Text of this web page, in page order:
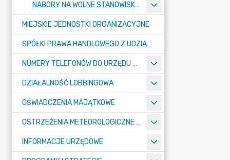
NABORY NA WOLNE STANOWISKA PRACY
MIEJSKIE JEDNOSTKI ORGANIZACYJNE
SPÓŁKI PRAWA HANDLOWEGO Z UDZIAŁEM GMINY
NUMERY TELEFONÓW DO URZĘDU MIASTA, MIEJSKICH JEDNOSTEK ORGANIZACYJNYCH ORAZ SPÓŁEK PRAWA HANDLOWEGO Z UDZIAŁEM GMINY
DZIAŁALNOŚĆ LOBBINGOWA
OŚWIADCZENIA MAJĄTKOWE
OSTRZEŻENIA METEOROLOGICZNE O ZŁYM STANIE POWIETRZA I INNE
INFORMACJE URZĘDOWE